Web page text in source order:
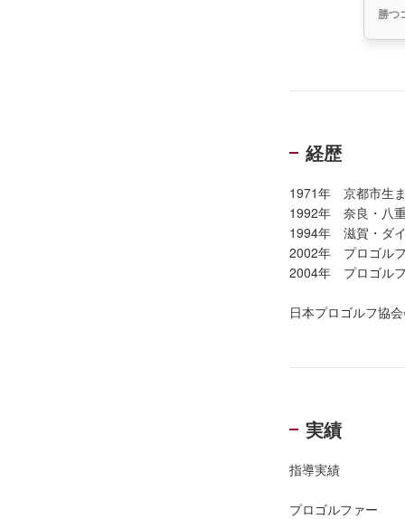
勝つ
経歴
1971年 京都市生
1992年 奈良・八
1994年 滋賀・ダ
2002年 プロゴルフ
2004年 プロゴル
日本プロゴルフ協
実績
指導実績
プロゴルファー